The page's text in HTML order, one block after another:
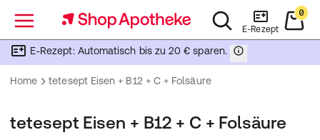
Menü E-Rezept
0
E-Rezept: Automatisch bis zu 20 € sparen.
Home tetesept Eisen + B12 + C + Folsäure
tetesept Eisen + B12 + C + Folsäure